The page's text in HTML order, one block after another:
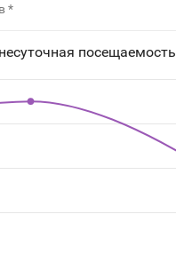
*
посещаемость